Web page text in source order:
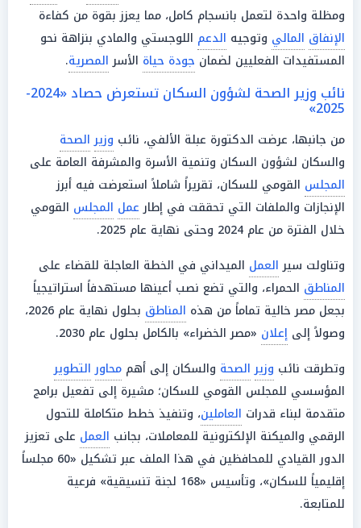
ومظلة واحدة لتعمل بانسجام كامل، مما يعزز بقوة من كفاءة
الإنفاق المالي وتوجيه الدعم اللوجستي والمادي بنزاهة نحو
المستفيدات الفعليين لضمان جودة حياة الأسرالمصرية.
نائب وزير الصحة لشؤون السكان تستعرض حصاد «2024-
2025»
من جانبها، عرضت الدكتورة عبلة الألفي، نائب وزير الصحة
والسكان لشؤون السكان وتنمية الأسرة والمشرفة العامة على
المجلس القومي للسكان، تقريراً شاملاً استعرضت فيه أبرز
الإنجازات والملفات التي تحققت في إطارعمل المجلس القومي
خلال الفترة من عام 2024 وحتى نهاية عام 2025.
وتناولت سيرالعمل الميداني في الخطة العاجلة للقضاء على
المناطق الحمراء، والتي تضع نصب أعينها مستهدفاً استراتيجياً
بجعل مصر خالية تماماً من هذه المناطق
بحلول نهاية عام 2026،
وصولاً إلى إعلان «مصر الخضراء» بالكامل بحلول عام 2030.
وتطرقت نائب وزير الصحة والسكان إلى أهم محاور التطوير
المؤسسي للمجلس القومي للسكان؛ مشيرة إلى تفعيل برامج
متقدمة لبناء قدرات العاملين، وتنفيذ خطط متكاملة للتحول
الرقمي والميكنة الإلكترونية للمعاملات، بجانب العمل على تعزيز
الدور القيادي للمحافظين في هذا الملف عبر تشكيل «60 مجلساً
إقليمياً للسكان»، وتأسيس «168 لجنة تنسيقية» فرعية
للمتابعة.